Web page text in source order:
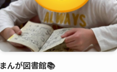
まんが図書館📚